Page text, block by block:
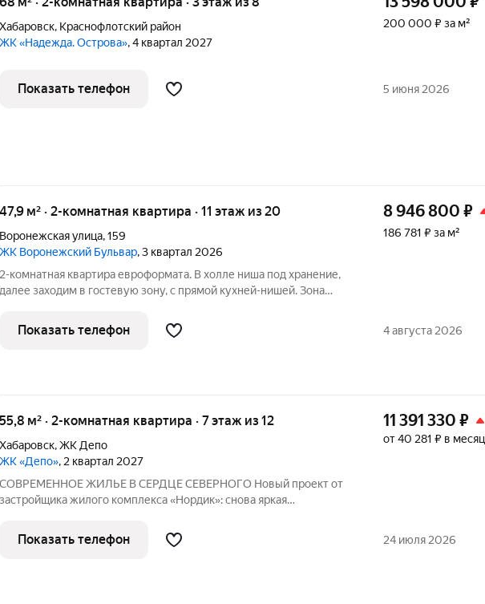
Хабаровск, Краснофлотский район
ЖК «Надежда. Острова», 4 квартал 2027
200 000 ₽ за м²
Показать телефон 5 июня 2026
47,9 м² · 2-комнатная квартира · 11 этаж из 20
Воронежская улица,159
ЖК Воронежский Бульвар, 3 квартал 2026
2-комнатная квартира евроформата. В холле ниша под хранение,
далее заходим в гостевую зону, с прямой кухней-нишей. Зона
света. Теплая лоджия.
8 946 800 ₽
186 781 ₽ за м²
Показать телефон 4 августа 2026
55,8 м² · 2-комнатная квартира · 7 этаж из 12
Хабаровск,ЖК Депо
ЖК «Депо», 2 квартал 2027
СОВРЕМЕННОЕ ЖИЛЬЕ В СЕРДЦЕ СЕВЕРНОГО Новый проект от
застройщика жилого комплекса «Нордик»: снова яркая
доступным ценам В СЕРДЦЕ СЕВЕРНОГО: ПРЕИМУЩЕСТВА
РАЙОНА Новый жилой комплекс «Депо»
11 391 330 ₽
от 40 281 ₽ в месяц
Показать телефон 24 июля 2026